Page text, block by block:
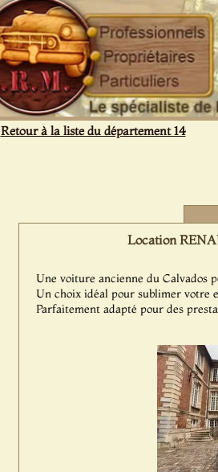
Retour à la liste du département 14
Location
Une voiture ancienne du Calvados
Un choix idéal pour sublimer votre
Parfaitement adapté pour des